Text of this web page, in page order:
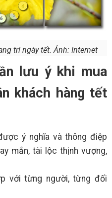
trí ngày tết. Ảnh: Internet
lưu ý khi mua
khách hàng tết
ý nghĩa và thông điệp
mắn, tài lộc thịnh vượng,
với từng người, từng đối